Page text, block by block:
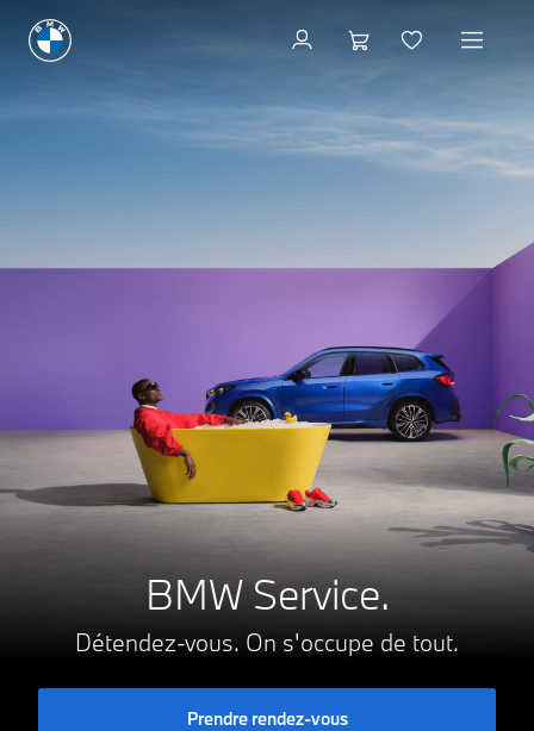
BMW Service.
Détendez-vous. On s'occupe de tout.
Prendre rendez-vous
Prenez rendez-vous